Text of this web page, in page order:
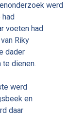
werd
had
voeten had
Riky
dader
dienen.
werd
en
daar